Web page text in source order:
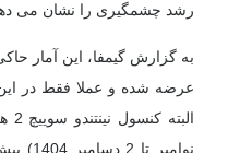
رشد چشمگیری را نشان می
عرضه شده و عملا فقط در این